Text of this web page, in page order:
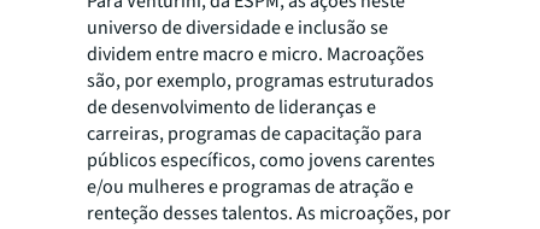
universo de diversidade e inclusão se
dividem entre macro e micro. Macroações
são, por exemplo, programas estruturados
de desenvolvimento de lideranças e
carreiras, programas de capacitação para
públicos específicos, como jovens carentes
e/ou mulheres e programas de atração e
renteção desses talentos. As microações, por